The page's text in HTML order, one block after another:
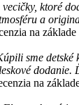
ktoré
a
na
sme detské
dodanie.
na